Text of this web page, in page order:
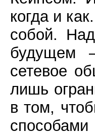
когда и
собой.
будущем
сетевое
лишь
в том,